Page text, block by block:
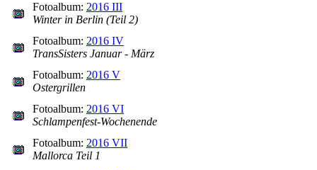
Fotoalbum: 2016 III
Winter in Berlin (Teil 2)
Fotoalbum: 2016 IV
TransSisters Januar - März
Fotoalbum: 2016 V
Ostergrillen
Fotoalbum: 2016 VI
Schlampenfest-Wochenende
Fotoalbum: 2016 VII
Mallorca Teil 1